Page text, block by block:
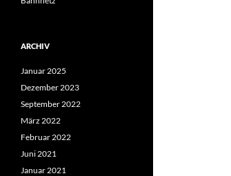
ARCHIV
Januar 2025
Dezember 2023
September 2022
März 2022
Februar 2022
Juni 2021
Januar 2021